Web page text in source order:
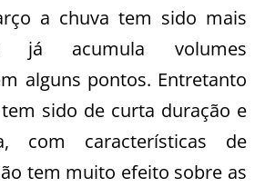
a chuva tem sido mais
já acumula volumes
alguns pontos. Entretanto
sido de curta duração e
com características de
tem muito efeito sobre as